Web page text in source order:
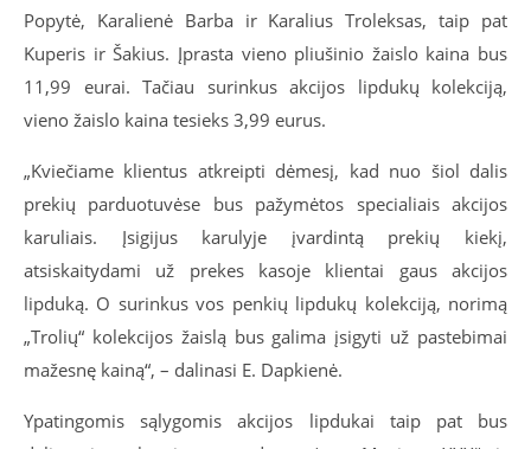
Popytė, Karalienė Barba ir Karalius Troleksas, taip pat
Kuperis ir Šakius. Įprasta vieno pliušinio žaislo kaina bus
11,99 eurai. Tačiau surinkus akcijos lipdukų kolekciją,
vieno žaislo kaina tesieks 3,99 eurus.
„Kviečiame klientus atkreipti dėmesį, kad nuo šiol dalis
prekių parduotuvėse bus pažymėtos specialiais akcijos
karuliais. Įsigijus karulyje įvardintą prekių kiekį,
atsiskaitydami už prekes kasoje klientai gaus akcijos
lipduką. O surinkus vos penkių lipdukų kolekciją, norimą
„Trolių“ kolekcijos žaislą bus galima įsigyti už pastebimai
mažesnę kainą“, – dalinasi E. Dapkienė.
Ypatingomis sąlygomis akcijos lipdukai taip pat bus